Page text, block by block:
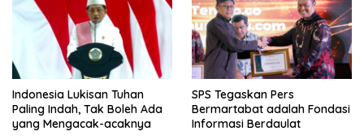
Indonesia Lukisan Tuhan
Paling Indah, Tak Boleh Ada
yang Mengacak-acaknya
SPS Tegaskan Pers
Bermartabat adalah Fondasi
Informasi Berdaulat